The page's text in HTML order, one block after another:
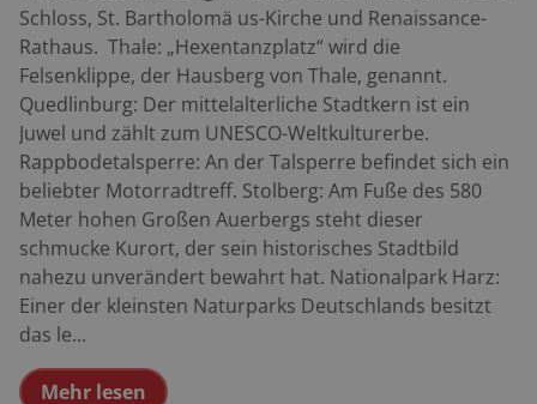
Schloss, St. Bartholomä us-Kirche und Renaissance-
Rathaus. Thale: „Hexentanzplatz“ wird die
Felsenklippe, der Hausberg von Thale, genannt.
Quedlinburg: Der mittelalterliche Stadtkern ist ein
Juwel und zählt zum UNESCO-Weltkulturerbe.
Rappbodetalsperre: An der Talsperre befindet sich ein
beliebter Motorradtreff. Stolberg: Am Fuße des 580
Meter hohen Großen Auerbergs steht dieser
schmucke Kurort, der sein historisches Stadtbild
nahezu unverändert bewahrt hat. Nationalpark Harz:
Einer der kleinsten Naturparks Deutschlands besitzt
das le...
Mehr lesen